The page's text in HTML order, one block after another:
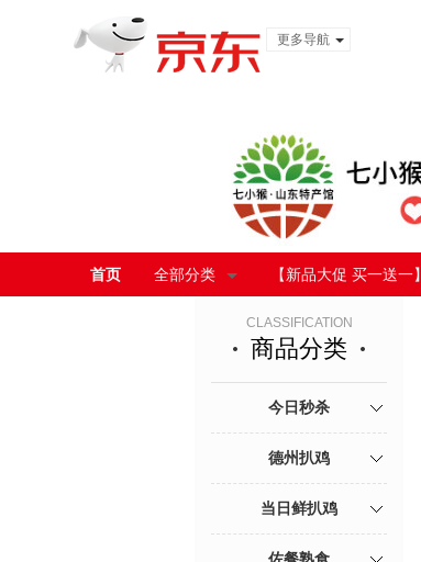
更多导航
首页 全部分类 【新品大促 买一送一】
CLASSIFICATION
商品分类
今日秒杀
德州扒鸡
当日鲜扒鸡